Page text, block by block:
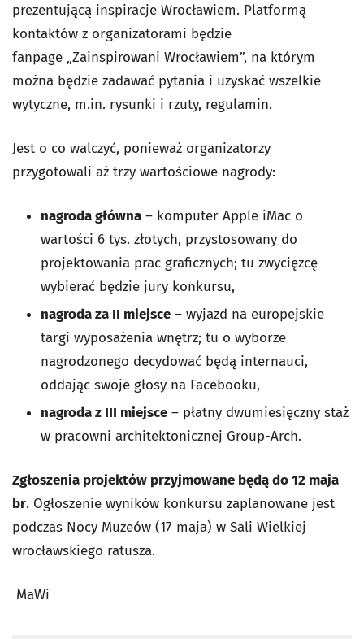
prezentującą inspiracje Wrocławiem. Platformą
kontaktów z organizatorami będzie
fanpage „Zainspirowani Wrocławiem”, na którym
można będzie zadawać pytania i uzyskać wszelkie
wytyczne, m.in. rysunki i rzuty, regulamin.
Jest o co walczyć, ponieważ organizatorzy
przygotowali aż trzy wartościowe nagrody:
nagroda główna – komputer Apple iMac o
wartości 6 tys. złotych, przystosowany do
projektowania prac graficznych; tu zwycięzcę
wybierać będzie jury konkursu,
nagroda za II miejsce – wyjazd na europejskie
targi wyposażenia wnętrz; tu o wyborze
nagrodzonego decydować będą internauci,
oddając swoje głosy na Facebooku,
nagroda z III miejsce – płatny dwumiesięczny staż
w pracowni architektonicznej Group-Arch.
Zgłoszenia projektów przyjmowane będą do 12 maja
br. Ogłoszenie wyników konkursu zaplanowane jest
podczas Nocy Muzeów (17 maja) w Sali Wielkiej
wrocławskiego ratusza.
MaWi